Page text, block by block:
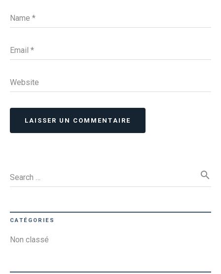
Name *
Email *
Website
LAISSER UN COMMENTAIRE
Search … search
CATÉGORIES
Non classé